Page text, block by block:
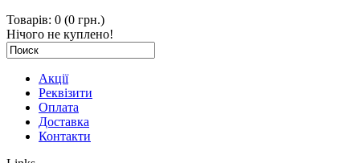
Товарів: 0 (0 грн.)
Нічого не куплено!
Акції
Реквізити
Оплата
Доставка
Контакти